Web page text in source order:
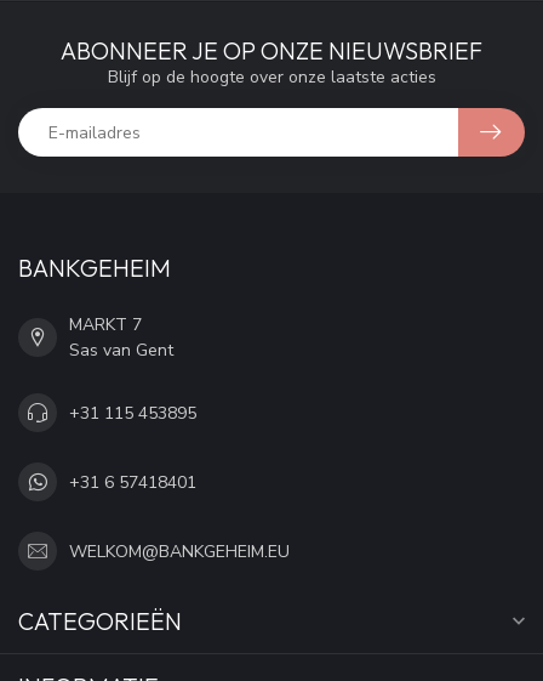
ABONNEER JE OP ONZE NIEUWSBRIEF
Blijf op de hoogte over onze laatste acties
BANKGEHEIM
MARKT 7
Sas van Gent
+31 115 453895
+31 6 57418401
WELKOM@BANKGEHEIM.EU
CATEGORIEËN